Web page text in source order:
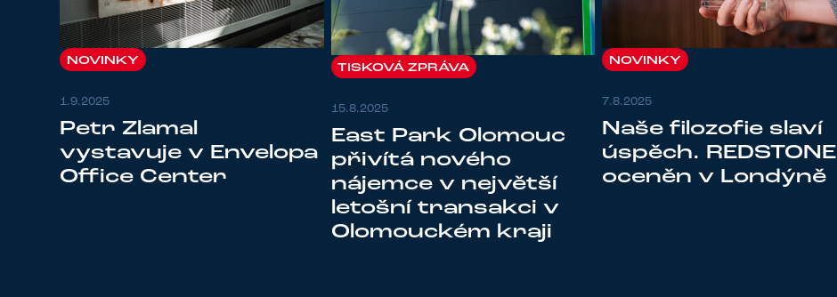
NOVINKY
1.9.2025
Petr Zlamal
vystavuje v Envelopa
Office Center
TISKOVÁ ZPRÁVA
15.8.2025
East Park Olomouc
přivítá nového
nájemce v největší
letošní transakci v
Olomouckém kraji
NOVINKY
7.8.2025
Naše filozofie slaví
úspěch. REDSTONE
oceněn v Londýně